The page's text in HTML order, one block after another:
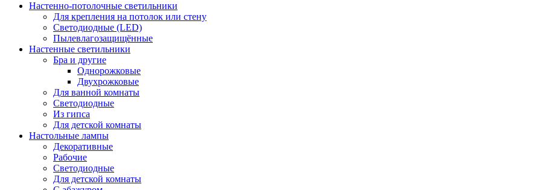
Настенно-потолочные светильники
Для крепления на потолок или стену
Светодиодные (LED)
Пылевлагозащищённые
Настенные светильники
Бра и другие
Однорожковые
Двухрожковые
Для ванной комнаты
Светодиодные
Из гипса
Для детской комнаты
Настольные лампы
Декоративные
Рабочие
Светодиодные
Для детской комнаты